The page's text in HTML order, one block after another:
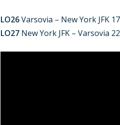
LO26Varsovia – New York JFK
LO27 New York JFK – Varsovia